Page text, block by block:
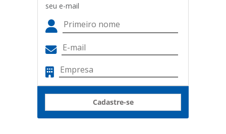
seu e-mail
Cadastre-se